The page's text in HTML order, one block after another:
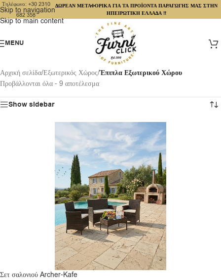
Skip to navigation
Skip to main content
Τηλέφωνο: +30 2310
682 358
ΔΩΡΕΑΝ ΜΕΤΑΦΟΡΙΚΑ ΓΙΑ ΤΑ ΠΡΟΪΟΝΤΑ ΠΑΡΑΓΩΓΗΣ ΜΑΣ ΣΤΗΝ
ΗΠΕΙΡΩΤΙΚΗ ΕΛΛΑΔΑ !!
MENU
Αρχική σελίδα/Εξωτερικός Χώρος/Έπιπλα Εξωτερικού Χώρου
Προβάλλονται όλα - 9 αποτέλεσμα
Show sidebar
Σετ σαλονιού Archer-Kafe